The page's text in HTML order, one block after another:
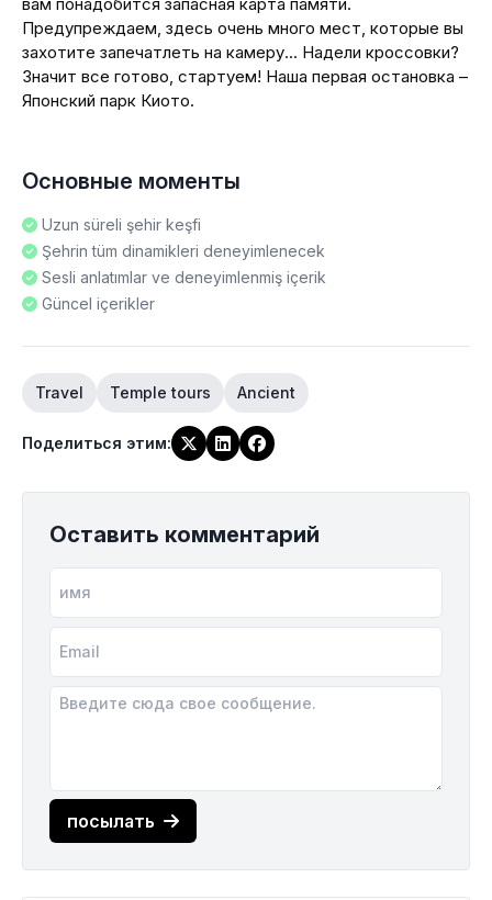
Предупреждаем, здесь очень много мест, которые вы
захотите запечатлеть на камеру… Надели кроссовки?
Значит все готово, стартуем! Наша первая остановка –
Японский парк Киото.
Основные моменты
Uzun süreli şehir keşfi
Şehrin tüm dinamikleri deneyimlenecek
Sesli anlatımlar ve deneyimlenmiş içerik
Güncel içerikler
Travel Temple tours Ancient
Поделиться этим:
Оставить комментарий
посылать